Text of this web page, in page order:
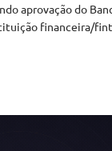
aprovação do
financeira/